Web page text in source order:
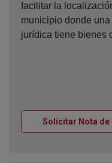
facilitar la
municipio donde
jurídica tiene bienes
Solicitar Nota